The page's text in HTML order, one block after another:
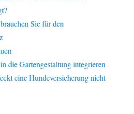
Sie für den
die Gartengestaltung integrieren
eine Hundeversicherung nicht